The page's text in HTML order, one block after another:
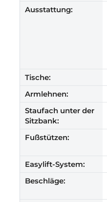
Ausstattung:
Tische:
Armlehnen:
Staufach unter der
Sitzbank:
Fußstützen:
Easylift-System:
Beschläge: